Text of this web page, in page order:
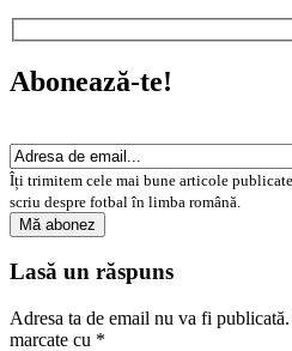
Abonează-te!
Îți trimitem cele mai bune articole
scriu despre fotbal în limba română.
Lasă un răspuns
Adresa ta de email nu va fi publicată.
marcate cu *